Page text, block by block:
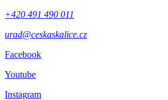
+420 491 490 011
urad@ceskaskalice.cz
Facebook
Youtube
Instagram